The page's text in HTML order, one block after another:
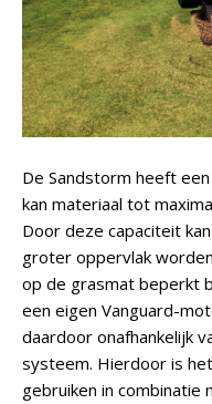
De Sandstorm heeft
kan materiaal tot
Door deze capaciteit
groter oppervlak
op de grasmat beperkt
een eigen Vanguard-
daardoor onafhankelijk
systeem. Hierdoor is
gebruiken in combinatie